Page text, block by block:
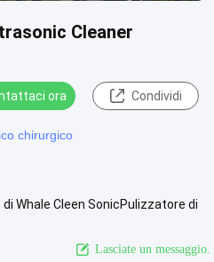
Cleaner
ora Condividi
chirurgico
Whale Cleen SonicPulizzatore di
Lasciate un messaggio.